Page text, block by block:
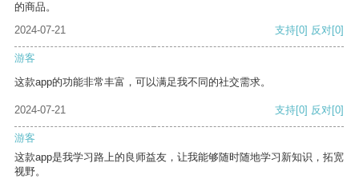
的商品。
2024-07-21
支持[0] 反对[0]
游客
这款app的功能非常丰富，可以满足我不同的社交需求。
2024-07-21 支持[0] 反对[0]
游客
这款app是我学习路上的良师益友，让我能够随时随地学习新知识，拓宽
视野。